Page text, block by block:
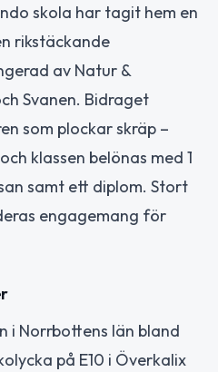
skola har tagit hem en
rikstäckande
av Natur &
Svanen. Bidraget
som plockar skräp –
klassen belönas med 1
samt ett diplom. Stort
engagemang för
i Norrbottens län bland
på E10 i Överkalix